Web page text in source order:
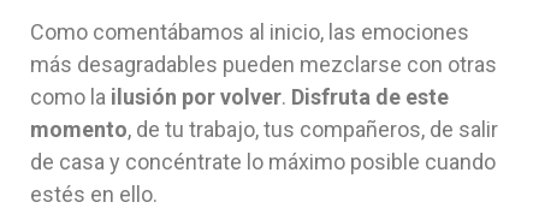
Como comentábamos al inicio, las emociones
más desagradables pueden mezclarse con otras
como la ilusión por volver. Disfruta de este
momento, de tu trabajo, tus compañeros, de salir
de casa y concéntrate lo máximo posible cuando
estés en ello.